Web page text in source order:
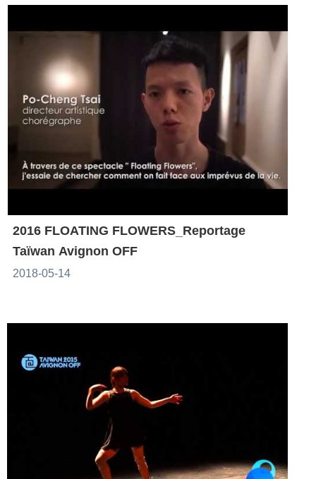
2016 FLOATING FLOWERS_Reportage
Taïwan Avignon OFF
2018-05-14